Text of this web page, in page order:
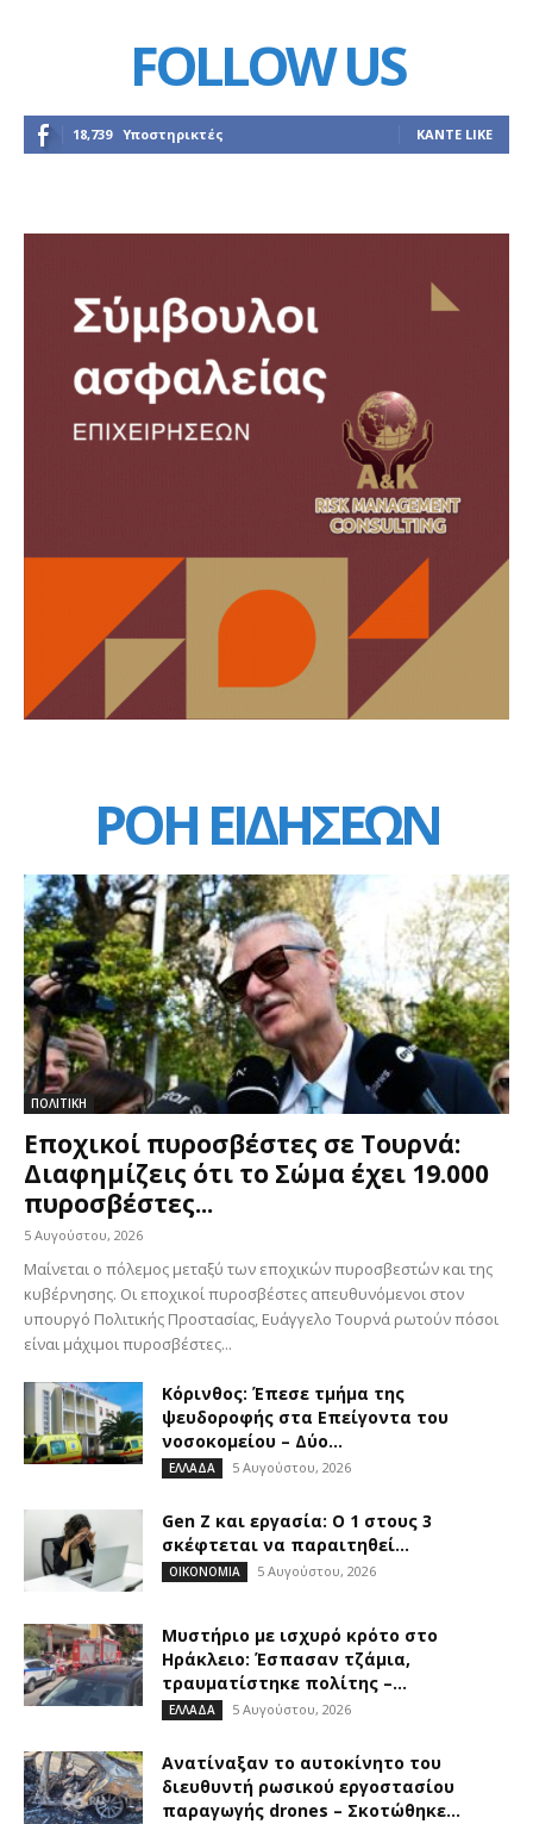
FOLLOW US
18,739 Υποστηρικτές ΚΆΝΤΕ LIKE
ΡΟΗ ΕΙΔΗΣΕΩΝ
ΠΟΛΙΤΙΚΗ
Εποχικοί πυροσβέστες σε Τουρνά:
Διαφημίζεις ότι το Σώμα έχει 19.000
πυροσβέστες...
5 Αυγούστου, 2026
Μαίνεται ο πόλεμος μεταξύ των εποχικών πυροσβεστών και της
κυβέρνησης. Οι εποχικοί πυροσβέστες απευθυνόμενοι στον
υπουργό Πολιτικής Προστασίας, Ευάγγελο Τουρνά ρωτούν πόσοι
είναι μάχιμοι πυροσβέστες...
Κόρινθος: Έπεσε τμήμα της
ψευδοροφής στα Επείγοντα του
νοσοκομείου – Δύο...
ΕΛΛΑΔΑ 5 Αυγούστου, 2026
Gen Z και εργασία: Ο 1 στους 3
σκέφτεται να παραιτηθεί...
ΟΙΚΟΝΟΜΙΑ 5 Αυγούστου, 2026
Μυστήριο με ισχυρό κρότο στο
Ηράκλειο: Έσπασαν τζάμια,
τραυματίστηκε πολίτης –...
ΕΛΛΑΔΑ 5 Αυγούστου, 2026
Ανατίναξαν το αυτοκίνητο του
διευθυντή ρωσικού εργοστασίου
παραγωγής drones – Σκοτώθηκε...